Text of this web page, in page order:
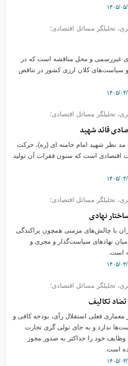
تحلیلگر مسائل اقتصادی؛
غیررسمی و محل مناقشه است که در
و سیاست‌های کلان ارزی کشور در تناقض
تحلیلگر مسائل اقتصادی؛
قائد شهید
نظر شهید امام خامنه ای (ره)، حرکت
اقتصادی است که ستون فقرات آن تولید
تحلیلگر مسائل اقتصادی؛
نهادی
با چالش‌های مزمنی همچون پراکندگی
نهادهای سیاست‌گذار و مجری و
است.
تحلیلگر مسائل اقتصادی؛
تکالیف
فعلی استقلال رأی، بودجه کافی و
ندارد و به جای تولی گری تجارت
خود را حداکثر به صدور مجوز
است.